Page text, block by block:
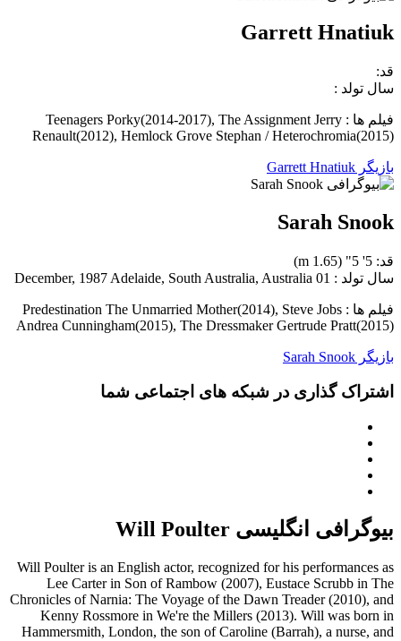
Garrett Hnatiuk
قد:
سال تولد :
فیلم ها : Teenagers Porky(2014-2017), The Assignment Jerry
Renault(2012), Hemlock Grove Stephan / Heterochromia(2015)
بازیگر Garrett Hnatiuk
Sarah Snook
قد: 5' 5" (1.65 m)
سال تولد : 01 December, 1987 Adelaide, South Australia, Australia
فیلم ها : Predestination The Unmarried Mother(2014), Steve Jobs
Andrea Cunningham(2015), The Dressmaker Gertrude Pratt(2015)
بازیگر Sarah Snook
اشتراک گذاری در شبکه های اجتماعی شما
بیوگرافی انگلیسی Will Poulter
Will Poulter is an English actor, recognized for his performances as
Lee Carter in Son of Rambow (2007), Eustace Scrubb in The
Chronicles of Narnia: The Voyage of the Dawn Treader (2010), and
Kenny Rossmore in We're the Millers (2013). Will was born in
Hammersmith, London, the son of Caroline (Barrah), a nurse, and